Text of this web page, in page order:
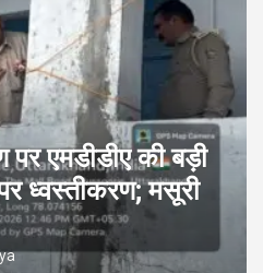
पर एमडीडीए की बड़ी
ध्वस्तीकरण; मसूरी